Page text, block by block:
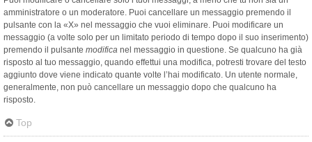
amministratore o un moderatore. Puoi cancellare un messaggio premendo il
pulsante con la «X» nel messaggio che vuoi eliminare. Puoi modificare un
messaggio (a volte solo per un limitato periodo di tempo dopo il suo inserimento)
premendo il pulsante modifica nel messaggio in questione. Se qualcuno ha già
risposto al tuo messaggio, quando effettui una modifica, potresti trovare del testo
aggiunto dove viene indicato quante volte l’hai modificato. Un utente normale,
generalmente, non può cancellare un messaggio dopo che qualcuno ha
risposto.
Top